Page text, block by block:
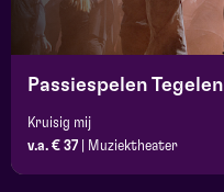
Passiespelen Tegelen
Kruisig mij
v.a. € 37
Muziektheater